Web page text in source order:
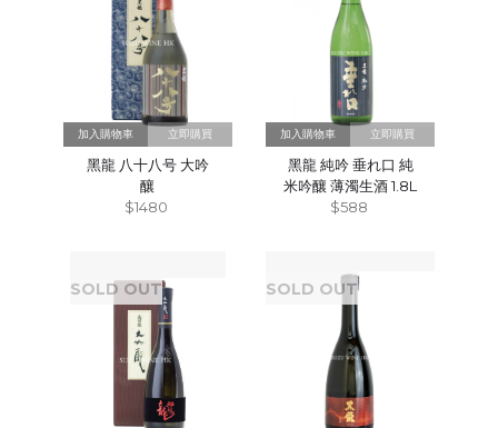
立即購買
黑龍 八十八号 大吟
釀
$1480
立即購買
黑龍 純吟 垂れ⼝ 純
⽶吟釀 薄濁生酒 1.8L
$588
SOLD OUT SOLD OUT